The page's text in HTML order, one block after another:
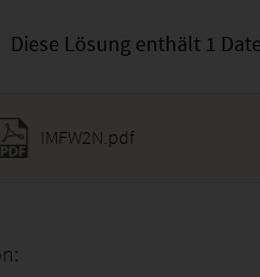
Diese Lösung enthält 1
IMFW2N.pdf